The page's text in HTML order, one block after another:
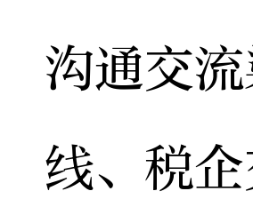
沟通交
线、税